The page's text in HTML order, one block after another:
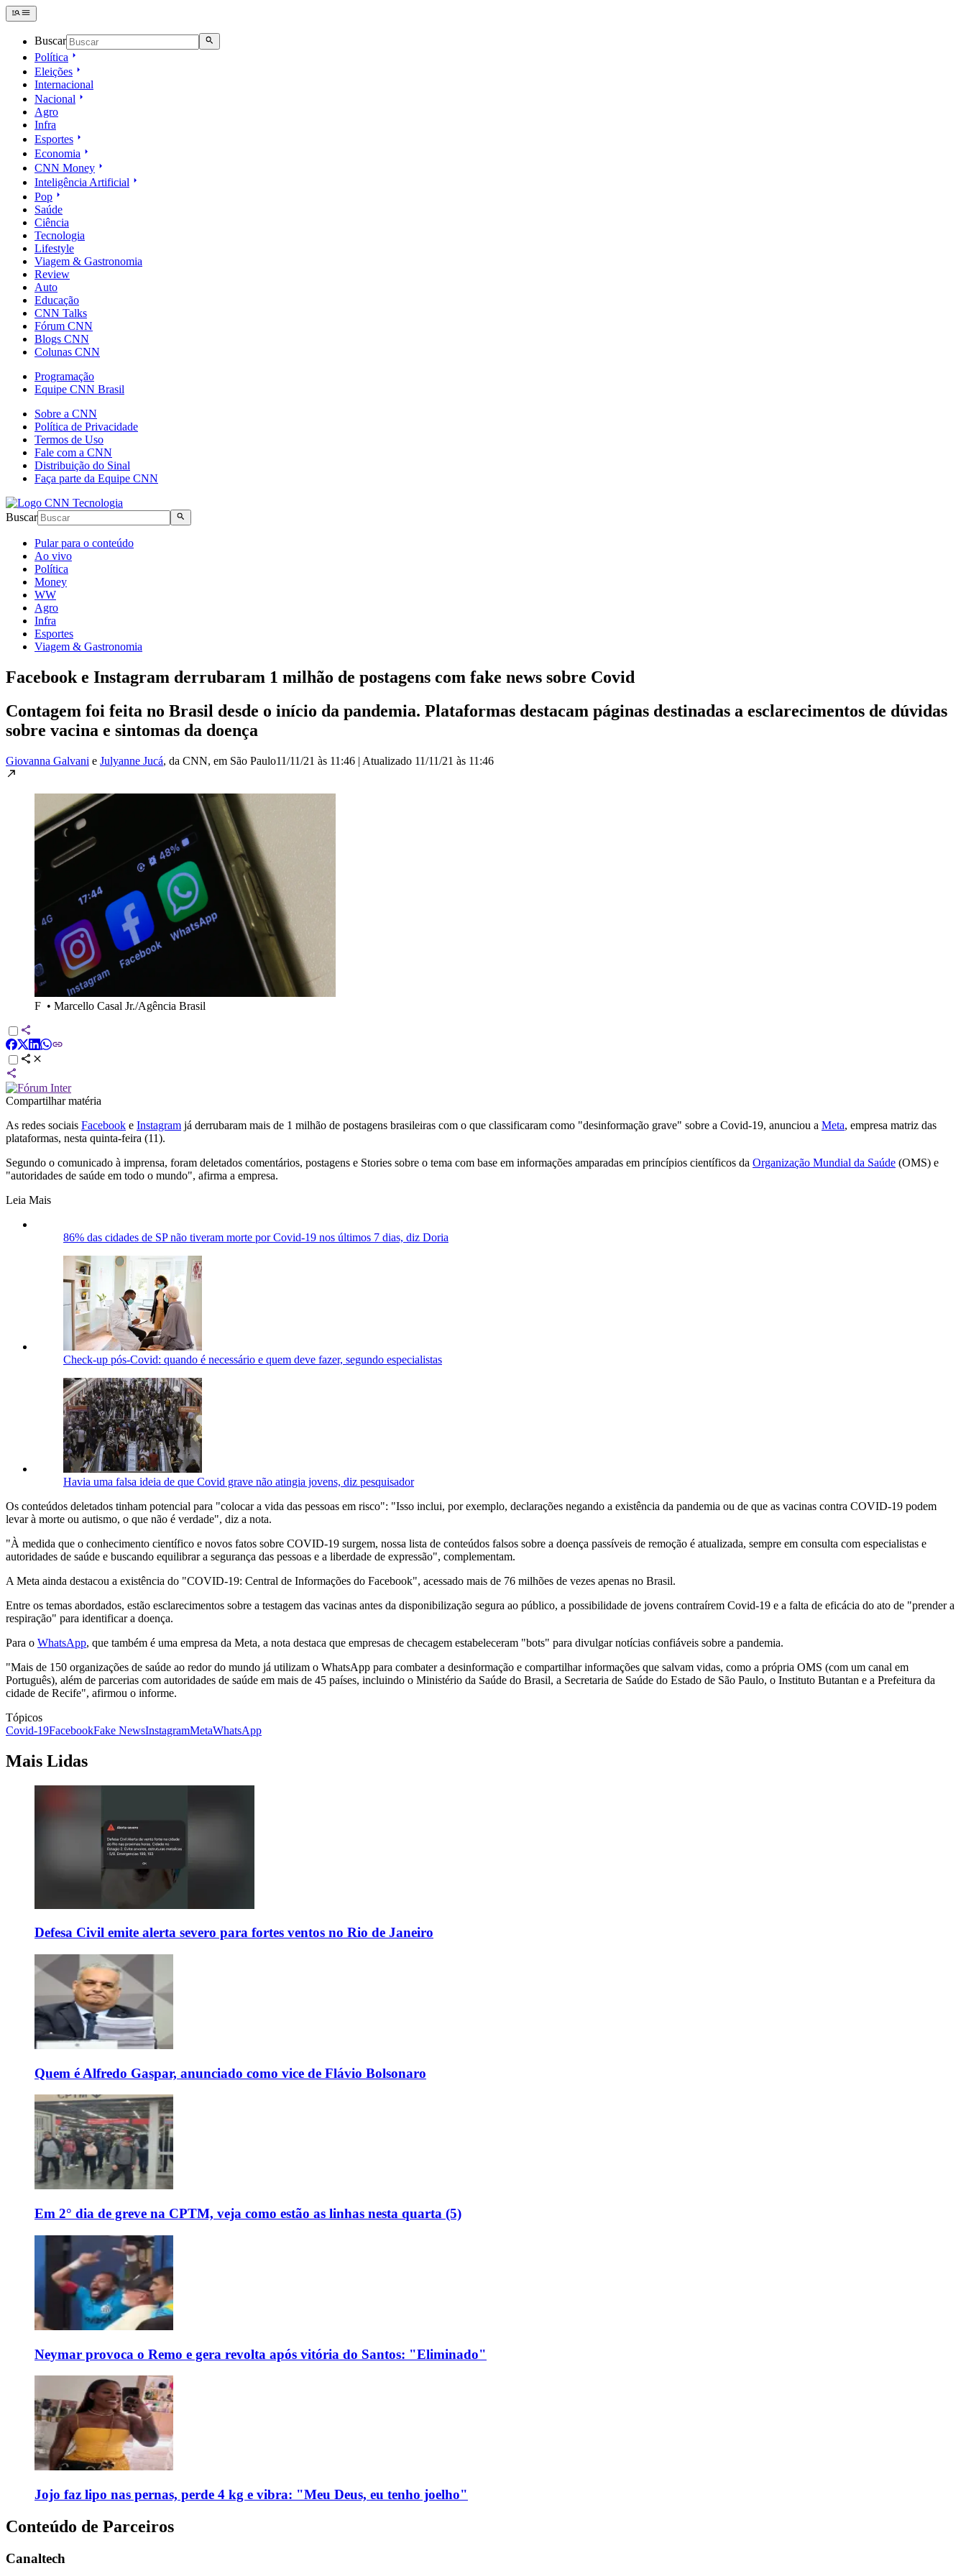
Buscar
Política
Eleições
Internacional
Nacional
Agro
Infra
Esportes
Economia
CNN Money
Inteligência Artificial
Pop
Saúde
Ciência
Tecnologia
Lifestyle
Viagem & Gastronomia
Review
Auto
Educação
CNN Talks
Fórum CNN
Blogs CNN
Colunas CNN
Programação
Equipe CNN Brasil
Sobre a CNN
Política de Privacidade
Termos de Uso
Fale com a CNN
Distribuição do Sinal
Faça parte da Equipe CNN
Buscar
Pular para o conteúdo
Ao vivo
Política
Money
WW
Agro
Infra
Esportes
Viagem & Gastronomia
Facebook e Instagram derrubaram 1 milhão de postagens com fake news sobre Covid
Contagem foi feita no Brasil desde o início da pandemia. Plataformas destacam páginas destinadas a esclarecimentos de dúvidas
sobre vacina e sintomas da doença
Giovanna Galvani e Julyanne Jucá, da CNN, em São Paulo11/11/21 às 11:46 | Atualizado 11/11/21 às 11:46
F • Marcello Casal Jr./Agência Brasil
Compartilhar matéria
As redes sociais Facebook e Instagram já derrubaram mais de 1 milhão de postagens brasileiras com o que classificaram como "desinformação grave" sobre a Covid-19, anunciou a Meta, empresa matriz das
plataformas, nesta quinta-feira (11).
Segundo o comunicado à imprensa, foram deletados comentários, postagens e Stories sobre o tema com base em informações amparadas em princípios científicos da Organização Mundial da Saúde (OMS) e
"autoridades de saúde em todo o mundo", afirma a empresa.
Leia Mais
86% das cidades de SP não tiveram morte por Covid-19 nos últimos 7 dias, diz Doria
Check-up pós-Covid: quando é necessário e quem deve fazer, segundo especialistas
Havia uma falsa ideia de que Covid grave não atingia jovens, diz pesquisador
Os conteúdos deletados tinham potencial para "colocar a vida das pessoas em risco": "Isso inclui, por exemplo, declarações negando a existência da pandemia ou de que as vacinas contra COVID-19 podem
levar à morte ou autismo, o que não é verdade", diz a nota.
"À medida que o conhecimento científico e novos fatos sobre COVID-19 surgem, nossa lista de conteúdos falsos sobre a doença passíveis de remoção é atualizada, sempre em consulta com especialistas e
autoridades de saúde e buscando equilibrar a segurança das pessoas e a liberdade de expressão", complementam.
A Meta ainda destacou a existência do "COVID-19: Central de Informações do Facebook", acessado mais de 76 milhões de vezes apenas no Brasil.
Entre os temas abordados, estão esclarecimentos sobre a testagem das vacinas antes da disponibilização segura ao público, a possibilidade de jovens contraírem Covid-19 e a falta de eficácia do ato de "prender a
respiração" para identificar a doença.
Para o WhatsApp, que também é uma empresa da Meta, a nota destaca que empresas de checagem estabeleceram "bots" para divulgar notícias confiáveis sobre a pandemia.
"Mais de 150 organizações de saúde ao redor do mundo já utilizam o WhatsApp para combater a desinformação e compartilhar informações que salvam vidas, como a própria OMS (com um canal em
Português), além de parcerias com autoridades de saúde em mais de 45 países, incluindo o Ministério da Saúde do Brasil, a Secretaria de Saúde do Estado de São Paulo, o Instituto Butantan e a Prefeitura da
cidade de Recife", afirmou o informe.
Tópicos
Covid-19FacebookFake NewsInstagramMetaWhatsApp
Mais Lidas
Defesa Civil emite alerta severo para fortes ventos no Rio de Janeiro
Quem é Alfredo Gaspar, anunciado como vice de Flávio Bolsonaro
Em 2° dia de greve na CPTM, veja como estão as linhas nesta quarta (5)
Neymar provoca o Remo e gera revolta após vitória do Santos: "Eliminado"
Jojo faz lipo nas pernas, perde 4 kg e vibra: "Meu Deus, eu tenho joelho"
Conteúdo de Parceiros
Canaltech